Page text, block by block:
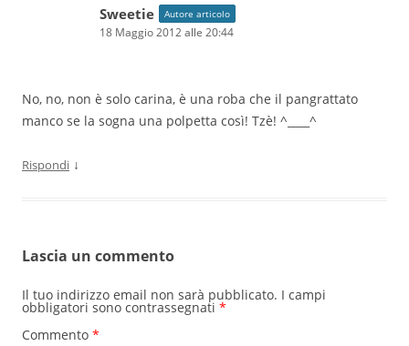
Sweetie Autore articolo
18 Maggio 2012 alle 20:44
No, no, non è solo carina, è una roba che il pangrattato
manco se la sogna una polpetta così! Tzè! ^____^
Rispondi ↓
Lascia un commento
Il tuo indirizzo email non sarà pubblicato. I campi
obbligatori sono contrassegnati *
Commento *